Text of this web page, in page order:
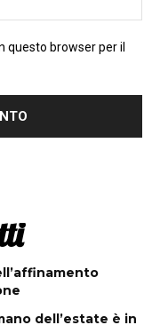
questo browser per il
dell’estate è in